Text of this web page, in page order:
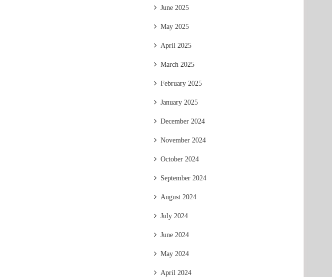
June 2025
May 2025
April 2025
March 2025
February 2025
January 2025
December 2024
November 2024
October 2024
September 2024
August 2024
July 2024
June 2024
May 2024
April 2024